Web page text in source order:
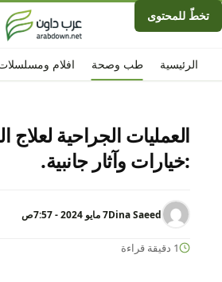
تخطّ للمحتوى
الرئيسية افلام طب وصحة
العمليات الجراحية لعلاج
:خيارات وآثار جانبية.
Dina Saeed7 مايو 2024 - 7:57ص
1 دقيقة قراءة